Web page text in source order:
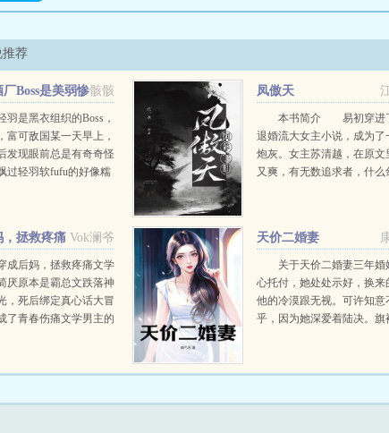
推荐
骸骸
Boss是美弱惨
羽是黑衣组织的Boss，
富可敌国某一天早上，
发现眼前总是有奇奇怪
过轻羽软fufu的好像糯
凤傲天
本书简介 易初穿进
退婚流大女主小说，成为了
炮灰。女主苏清越，在原文
又爽，有无数追求者，什么
初...
Vok澜爷
，拯救疼痛
男主
成后妈，拯救疼痛文学
厌原本是霸总文跌落神
，死后绑定真心话大冒
了青春伤痛文学男主的
搞钱不着家。简厌冷漠
天价二婚妻
关于天价二婚妻三年婚
心托付，她处处示好，换来
他的冷漠跟无视。可许知意
乎，因为她深爱着陆决。旗
却只想拿钱了事。深爱沦为